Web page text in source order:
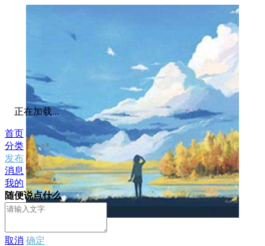
正在加载...
首页
分类
发布
消息
我的
随便说点什么
取消 确定